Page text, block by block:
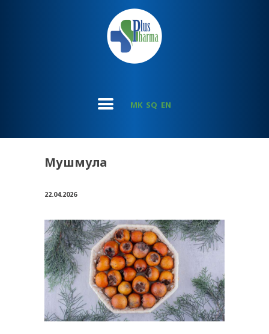
MK SQ EN
Мушмула
22.04.2026